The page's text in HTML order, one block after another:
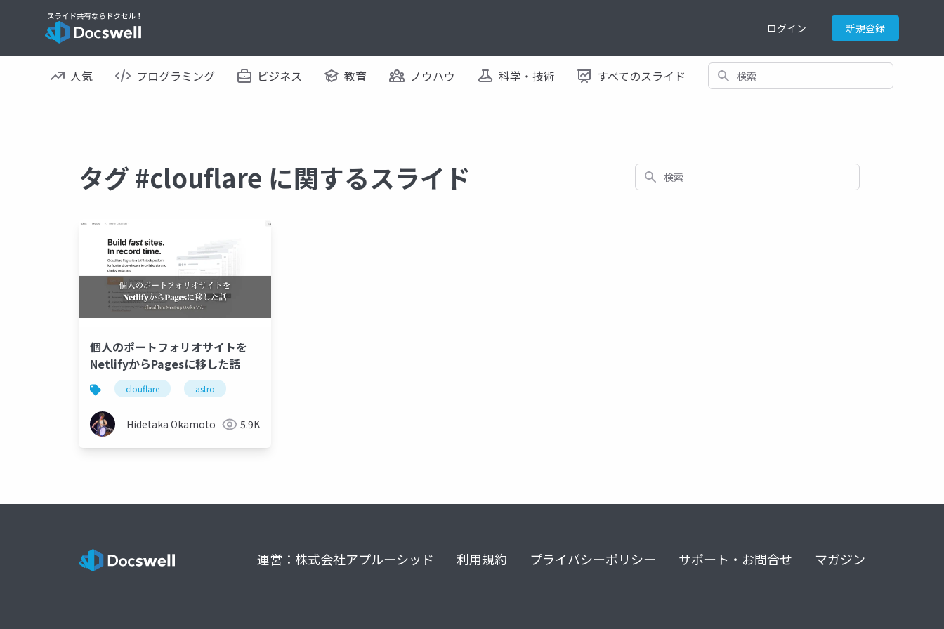
ログイン 新規登録
人気 プログラミング ビジネス 教育 ノウハウ 科学・技術 すべてのスライド 検索
タグ #clouflare に関するスライド 検索
個人のポートフォリオサイトを
NetlifyからPagesに移した話
clouflare astro
Hidetaka Okamoto 5.9K
運営：株式会社アプルーシッド 利用規約 プライバシーポリシー サポート・お問合せ マガジン